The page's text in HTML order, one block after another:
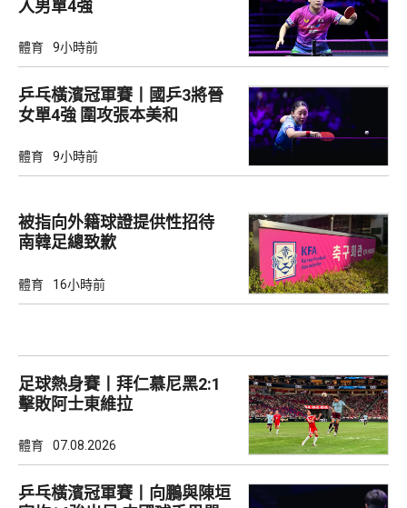
入男單4強
體育 9小時前
乒乓橫濱冠軍賽丨國乒3將晉
女單4強 圍攻張本美和
體育 9小時前
被指向外籍球證提供性招待
南韓足總致歉
體育 16小時前
足球熱身賽丨拜仁慕尼黑2:1
擊敗阿士東維拉
體育 07.08.2026
乒乓橫濱冠軍賽丨向鵬與陳垣